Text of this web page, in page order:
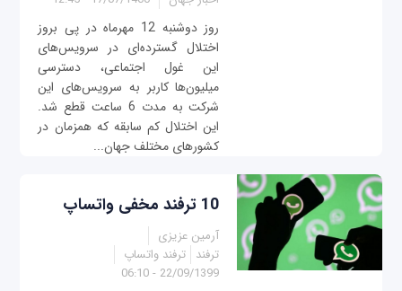
روز دوشنبه 12 مهرماه در پی بروز
اختلال گسترده‌ای در سرویس‌های
این غول اجتماعی، دسترسی
میلیون‌ها کاربر به سرویس‌های این
شرکت به مدت 6 ساعت قطع شد.
این اختلال کم سابقه که همزمان در
کشورهای مختلف جهان...
10 ترفند مخفی واتساپ
آرمین عزیزی
ترفند ترفند واتساپ
22/09/1399 - 06:10